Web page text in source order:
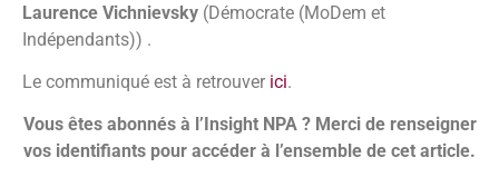
Laurence Vichnievsky (Démocrate (MoDem et
Indépendants)) .
Le communiqué est à retrouver ici.
Vous êtes abonnés à l’Insight NPA ? Merci de renseigner
vos identifiants pour accéder à l’ensemble de cet article.